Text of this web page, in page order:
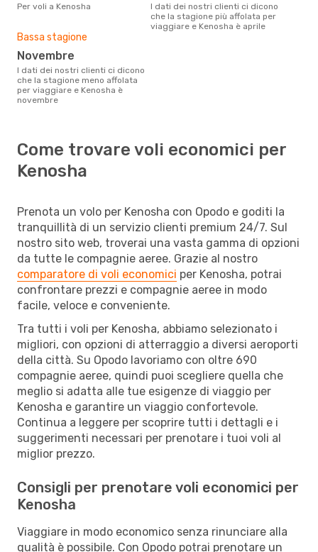
Per voli a Kenosha
I dati dei nostri clienti ci dicono
che la stagione più affolata per
viaggiare e Kenosha è aprile
Bassa stagione
novembre
I dati dei nostri clienti ci dicono
che la stagione meno affolata
per viaggiare e Kenosha è
novembre
Come trovare voli economici per
Kenosha
Prenota un volo per Kenosha con Opodo e goditi la
tranquillità di un servizio clienti premium 24/7. Sul
nostro sito web, troverai una vasta gamma di opzioni
da tutte le compagnie aeree. Grazie al nostro
comparatore di voli economici per Kenosha, potrai
confrontare prezzi e compagnie aeree in modo
facile, veloce e conveniente.
Tra tutti i voli per Kenosha, abbiamo selezionato i
migliori, con opzioni di atterraggio a diversi aeroporti
della città. Su Opodo lavoriamo con oltre 690
compagnie aeree, quindi puoi scegliere quella che
meglio si adatta alle tue esigenze di viaggio per
Kenosha e garantire un viaggio confortevole.
Continua a leggere per scoprire tutti i dettagli e i
suggerimenti necessari per prenotare i tuoi voli al
miglior prezzo.
Consigli per prenotare voli economici per
Kenosha
Viaggiare in modo economico senza rinunciare alla
qualità è possibile. Con Opodo potrai prenotare un